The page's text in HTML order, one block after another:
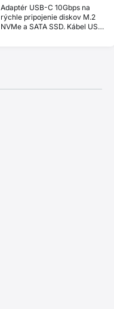
Adaptér USB-C 10Gbps na
rýchle pripojenie diskov M.2
NVMe a SATA SSD. Kábel USB-